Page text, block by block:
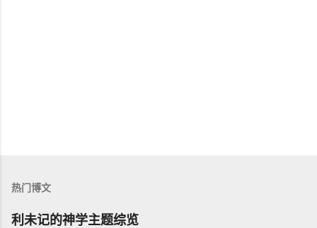
热门博文
利未记的神学主题综览